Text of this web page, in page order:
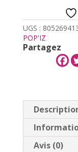
UGS :
POP'IZ
Partagez
Avis (0)